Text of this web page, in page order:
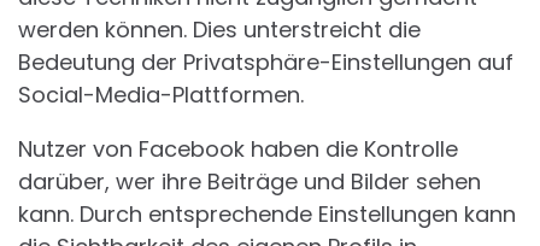
werden können. Dies unterstreicht die
Bedeutung der Privatsphäre-Einstellungen auf
Social-Media-Plattformen.
Nutzer von Facebook haben die Kontrolle
darüber, wer ihre Beiträge und Bilder sehen
kann. Durch entsprechende Einstellungen kann